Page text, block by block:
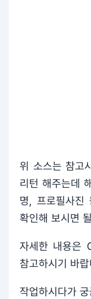
위 소스는 참고
리턴 해주는데
명, 프로필사진
확인해 보시면
자세한 내용은
참고하시기 바
작업하시다가